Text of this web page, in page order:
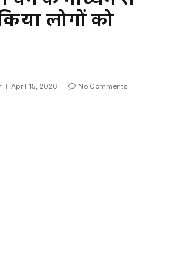
लोगों को
April 15, 2026 No Comments